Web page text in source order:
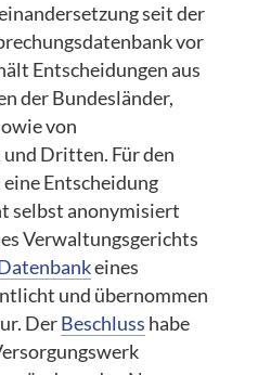
seit der
vor
Entscheidungen aus
der Bundesländer,
von
Dritten. Für den
Entscheidung
selbst anonymisiert
Verwaltungsgerichts
eines
und übernommen
DerBeschluss habe